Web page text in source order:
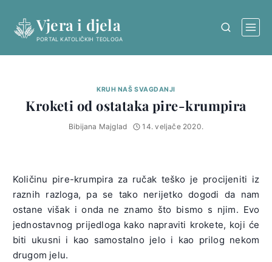
content
Vjera i djela
PORTAL KATOLIČKIH TEOLOGA
KRUH NAŠ SVAGDANJI
Kroketi od ostataka pire-krumpira
Bibijana Majglad 14. veljače 2020.
Količinu pire-krumpira za ručak teško je procijeniti iz
raznih razloga, pa se tako nerijetko dogodi da nam
ostane višak i onda ne znamo što bismo s njim. Evo
jednostavnog prijedloga kako napraviti krokete, koji će
biti ukusni i kao samostalno jelo i kao prilog nekom
drugom jelu.